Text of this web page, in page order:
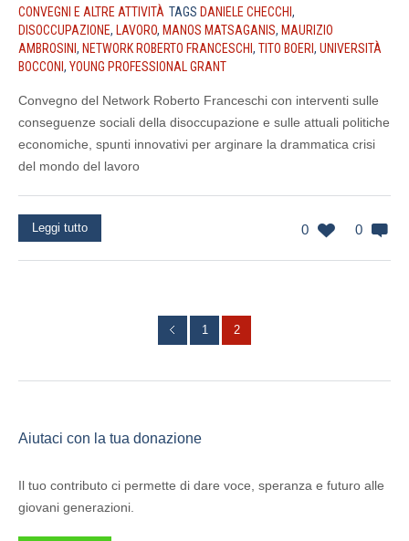
CONVEGNI E ALTRE ATTIVITÀ TAGS DANIELE CHECCHI ,
DISOCCUPAZIONE, LAVORO, MANOS MATSAGANIS, MAURIZIO
AMBROSINI , NETWORK ROBERTO FRANCESCHI , TITO BOERI , UNIVERSITÀ
BOCCONI , YOUNG PROFESSIONAL GRANT
Convegno del Network Roberto Franceschi con interventi sulle
conseguenze sociali della disoccupazione e sulle attuali politiche
economiche, spunti innovativi per arginare la drammatica crisi
del mondo del lavoro
0 0
Leggi tutto
1 2
Aiutaci con la tua donazione
Il tuo contributo ci permette di dare voce, speranza e futuro alle
giovani generazioni.